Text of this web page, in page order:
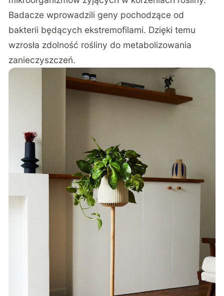
Badacze wprowadzili geny pochodzące od
bakterii będących ekstremofilami. Dzięki temu
wzrosła zdolność rośliny do metabolizowania
zanieczyszczeń.